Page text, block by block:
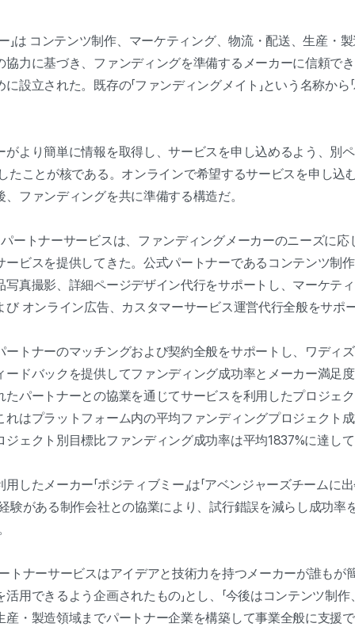
」は コンテンツ制作、マーケティング、物流・配送、生産・
協力に基づき、ファンディングを準備するメーカーに信頼で
設立された。既存の「ファンディングメイト」という名称から
より簡単に情報を取得し、サービスを申し込めるよう、別ペ
たことが核である。オンラインで希望するサービスを申し込
ファンディングを共に準備する構造だ。
ートナーサービスは、ファンディングメーカーのニーズに
ビスを提供してきた。公式パートナーであるコンテンツ制
写真撮影、詳細ページデザイン代行をサポートし、マーケテ
び オンライン広告、カスタマーサービス運営代行全般をサポ
ートナーのマッチングおよび契約全般をサポートし、ワディ
ードバックを提供してファンディング成功率とメーカー満足
たパートナーとの協業を通じてサービスを利用したプロジェ
れはプラットフォーム内の平均ファンディングプロジェクト
ジェクト別目標比ファンディング成功率は平均1837%に達し
したメーカー「ポジティブミー」は「アベンジャーズチームに
験がある制作会社との協業により、試行錯誤を減らし成功率
トナーサービスはアイデアと技術力を持つメーカーが誰もが
用できるよう企画されたもの」とし、「今後はコンテンツ制
産・製造領域までパートナー企業を構築して事業全般に支援